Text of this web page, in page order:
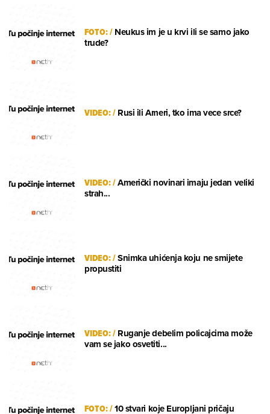
FOTO:/Neukus im je u krvi ili se samo jako
trude?
VIDEO:/Rusi ili Ameri, tko ima vece srce?
VIDEO:/Američki novinari imaju jedan veliki
strah...
VIDEO:/Snimka uhićenja koju ne smijete
propustiti
VIDEO:/Ruganje debelim policajcima može
vam se jako osvetiti...
FOTO:/10 stvari koje Europljani pričaju